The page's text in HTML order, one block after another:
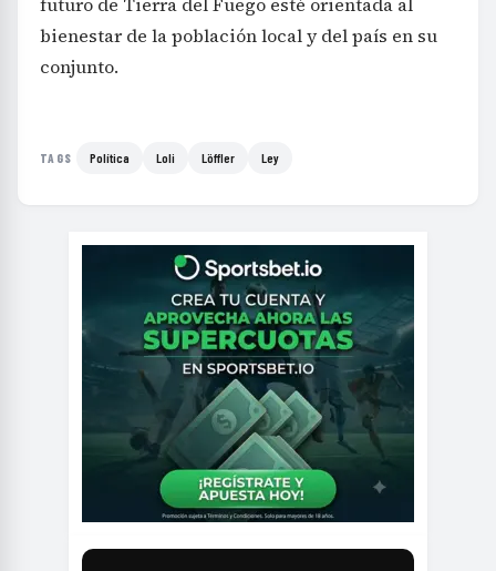
bienestar de la población local y del país en su
conjunto.
TAGS Política Loli Löffler Ley